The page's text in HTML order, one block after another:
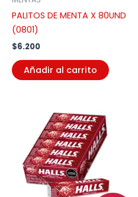
PALITOS DE MENTA X 80UND
(0801)
$6.200
Añadir al carrito